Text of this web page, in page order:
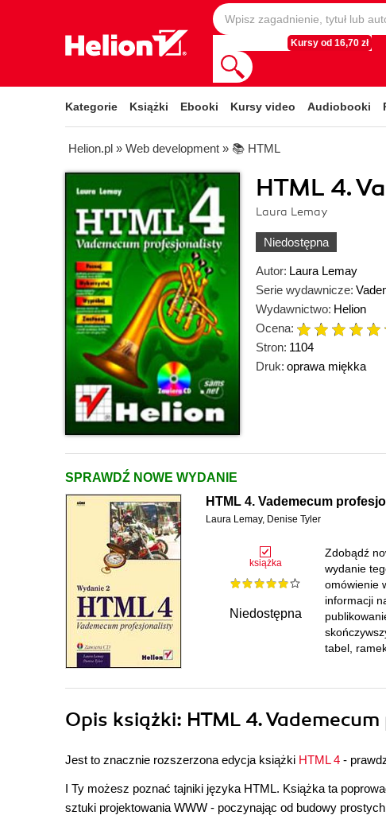
Kursy od 16,70 zł
Kategorie Książki Ebooki Kursy video Audiobooki
Helion.pl » Web development » 📚 HTML
HTML 4.
Laura Lemay
Niedostępna
Autor: Laura Lemay
Serie wydawnicze:
Wydawnictwo: Helion
Ocena:
Stron: 1104
Druk: oprawa miękka
SPRAWDŹ NOWE WYDANIE
HTML 4. Vademecum
Laura Lemay, Denise Tyler
książka
Niedostępna
Zdobądź
wydanie
omówienie
informacji
tabel,
Opis książki: HTML 4.
Jest to znacznie rozszerzona edycja książki HTML 4 -
I Ty możesz poznać tajniki języka HTML. Książka ta
sztuki projektowania WWW - poczynając od budowy